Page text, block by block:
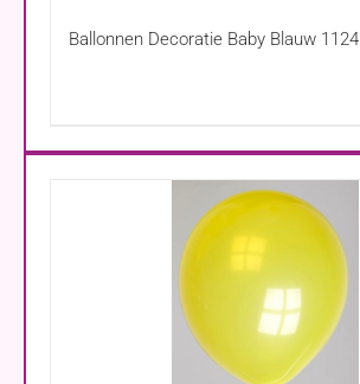
Ballonnen Decoratie Baby Blauw 1124